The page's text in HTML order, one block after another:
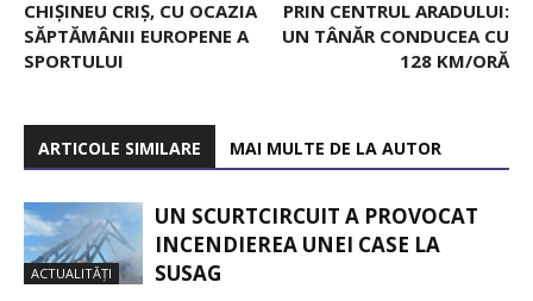
CHIȘINEU CRIȘ, CU OCAZIA
SĂPTĂMÂNII EUROPENE A
SPORTULUI
PRIN CENTRUL ARADULUI:
UN TÂNĂR CONDUCEA CU
128 KM/ORĂ
ARTICOLE SIMILARE MAI MULTE DE LA AUTOR
ACTUALITĂȚI
UN SCURTCIRCUIT A PROVOCAT
INCENDIEREA UNEI CASE LA
SUSAG